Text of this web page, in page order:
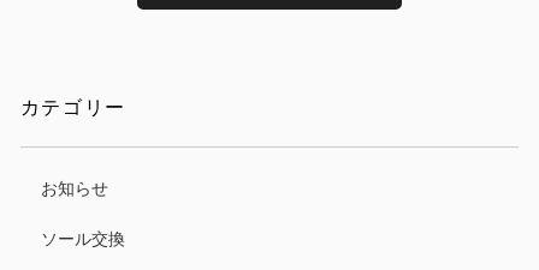
カテゴリー
お知らせ
ソール交換